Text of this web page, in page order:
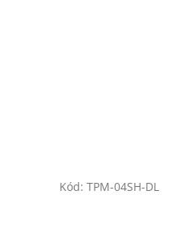
Kód: TPM-04SH-DL